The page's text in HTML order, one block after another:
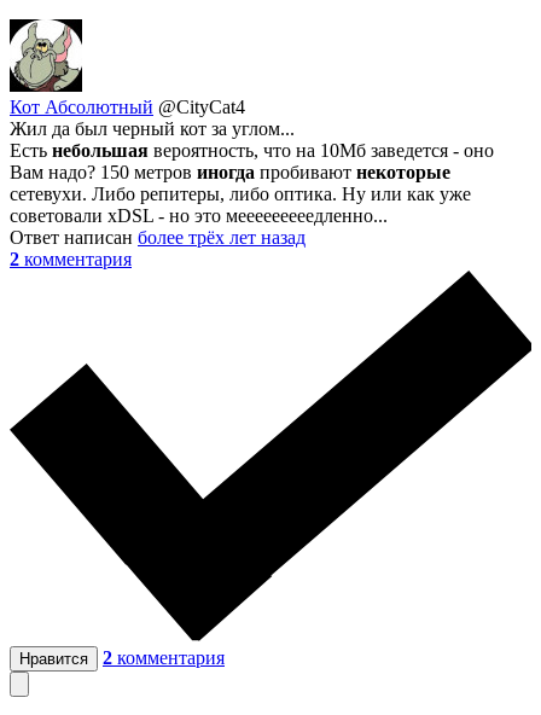
Кот Абсолютный @CityCat4
Жил да был черный кот за углом...
Есть небольшая вероятность, что на 10Мб заведется - оно
Вам надо? 150 метров иногда пробивают некоторые
сетевухи. Либо репитеры, либо оптика. Ну или как уже
советовали xDSL - но это мееееееееедленно...
Ответ написан более трёх лет назад
2 комментария
Нравится 2 комментария